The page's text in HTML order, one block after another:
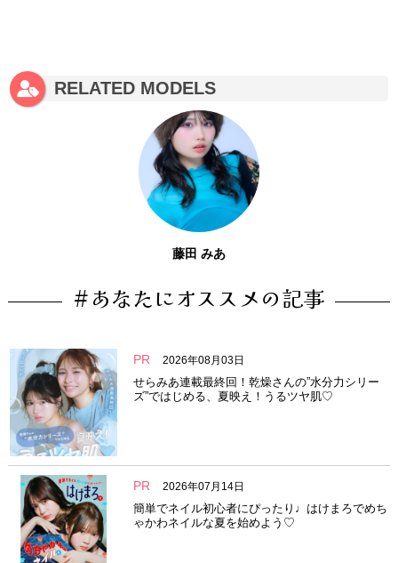
RELATED MODELS
藤田 みあ
#あなたにオススメの記事
PR 2026年08月03日
せらみあ連載最終回！乾燥さんの”水分力シリー
ズ”ではじめる、夏映え！うるツヤ肌♡
PR 2026年07月14日
簡単でネイル初心者にぴったり♩はけまろでめち
ゃかわネイルな夏を始めよう♡